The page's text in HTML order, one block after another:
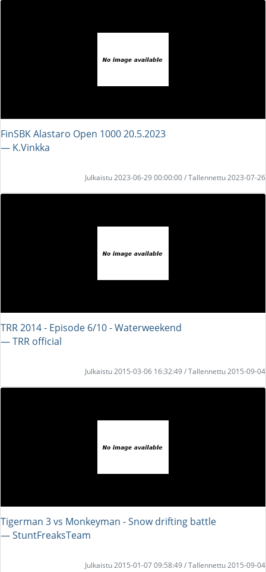
FinSBK Alastaro Open 1000 20.5.2023
― K.Vinkka
Julkaistu 2023-06-29 00:00:00 / Tallennettu 2023-07-26
TRR 2014 - Episode 6/10 - Waterweekend
― TRR official
Julkaistu 2015-03-06 16:32:49 / Tallennettu 2015-09-04
Tigerman 3 vs Monkeyman - Snow drifting battle
― StuntFreaksTeam
Julkaistu 2015-01-07 09:58:49 / Tallennettu 2015-09-04